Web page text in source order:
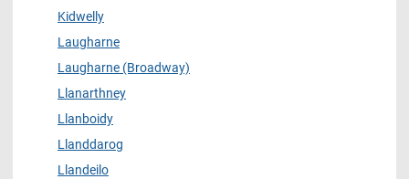
Kidwelly
Laugharne
Laugharne (Broadway)
Llanarthney
Llanboidy
Llanddarog
Llandeilo